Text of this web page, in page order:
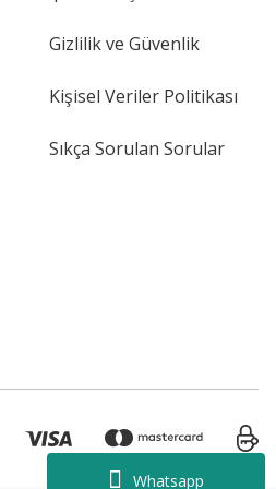
Whatsapp
Gizlilik ve Güvenlik
Kişisel Veriler Politikası
Sıkça Sorulan Sorular